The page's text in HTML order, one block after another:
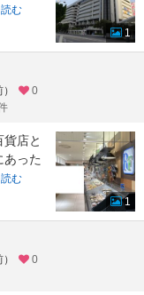
む
1
0
店と
あった
む
1
0